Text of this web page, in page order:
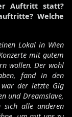
Auftritt statt?
Welche
Lokal in Wien
mit gutem
wollen. Der wohl
fand in den
war der letzte Gig
und Dreamslave,
sich alle anderen